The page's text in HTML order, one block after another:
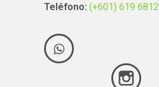
Teléfono: (+601) 619 6812